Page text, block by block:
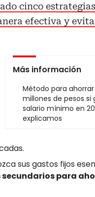
cinco
efectiva y
Más información
Método para ahorrar
millones de pesos si
salario mínimo en
explicamos
sus gastos fijos
para